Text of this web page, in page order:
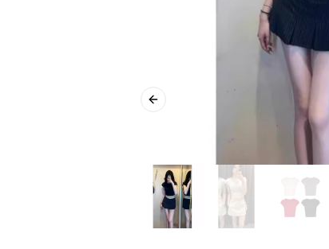
Previous slide